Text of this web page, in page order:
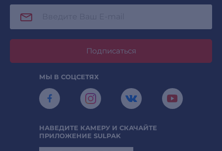
Подписаться
МЫ В СОЦСЕТЯХ
НАВЕДИТЕ КАМЕРУ И СКАЧАЙТЕ
ПРИЛОЖЕНИЕ SULPAK